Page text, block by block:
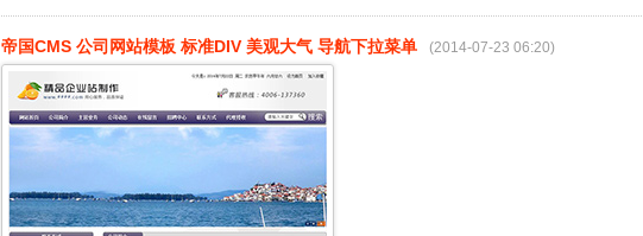
帝国CMS 公司网站模板 标准DIV 美观大气 导航下拉菜单 (2014-07-23 06:20)